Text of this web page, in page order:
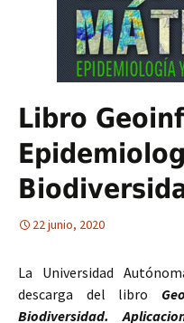
Libro
22 junio, 2020
La Universidad
descarga del libro
Biodiversidad.